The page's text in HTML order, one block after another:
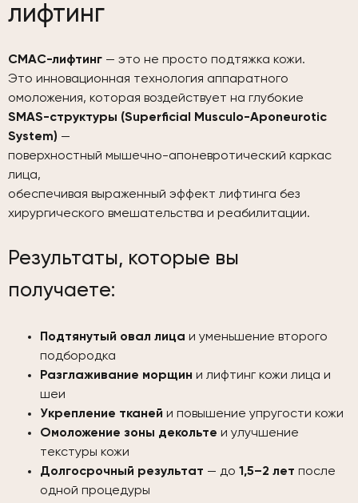
лифтинг
СМАС-лифтинг — это не просто подтяжка кожи.
Это инновационная технология аппаратного
омоложения, которая воздействует на глубокие
SMAS-структуры (Superficial Musculo-Aponeurotic
System) —
поверхностный мышечно-апоневротический каркас
лица,
обеспечивая выраженный эффект лифтинга без
хирургического вмешательства и реабилитации.
Результаты, которые вы
получаете:
Подтянутый овал лица и уменьшение второго
подбородка
Разглаживание морщин и лифтинг кожи лица и
шеи
Укрепление тканей и повышение упругости кожи
Омоложение зоны декольте и улучшение
текстуры кожи
Долгосрочный результат — до 1,5–2 лет после
одной процедуры